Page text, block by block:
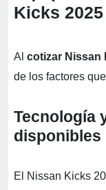
Kicks
Al cotizar Nissan
de los factores
Tecnología
disponibles
El Nissan Kicks